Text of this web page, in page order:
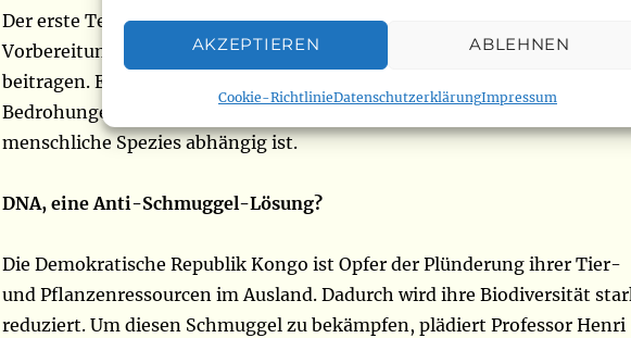
AKZEPTIEREN ABLEHNEN
Cookie-RichtlinieDatenschutzerklärungImpressum
Der erste Teil des letzte Woche veröffentlichten IPBES-Berichts soll zur
Vorbereitung der im Dezember in Kanada stattfindenden COP15
beitragen. Er erstellt eine besorgniserregende Bestandsaufnahme der
Bedrohungen für die 50.000 Tier- und Pflanzenarten, von denen die
menschliche Spezies abhängig ist.
DNA, eine Anti-Schmuggel-Lösung?
Die Demokratische Republik Kongo ist Opfer der Plünderung ihrer Tier-
und Pflanzenressourcen im Ausland. Dadurch wird ihre Biodiversität
reduziert. Um diesen Schmuggel zu bekämpfen, plädiert Professor Henri